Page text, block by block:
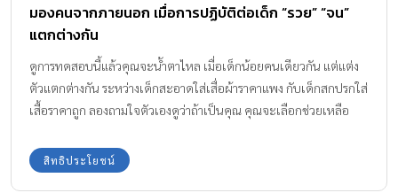
มองคนจากภายนอก เมื่อการปฏิบัติต่อเด็ก “รวย” “จน”
แตกต่างกัน
ดูการทดสอบนี้แล้วคุณจะน้ำตาไหล เมื่อเด็กน้อยคนเดียวกัน แต่แต่ง
ตัวแตกต่างกัน ระหว่างเด็กสะอาดใส่เสื่อผ้าราคาแพง กับเด็กสกปรกใส่
เสื้อราคาถูก ลองถามใจตัวเองดูว่าถ้าเป็นคุณ คุณจะเลือกช่วยเหลือ
ภายนอก
สิทธิประโยชน์